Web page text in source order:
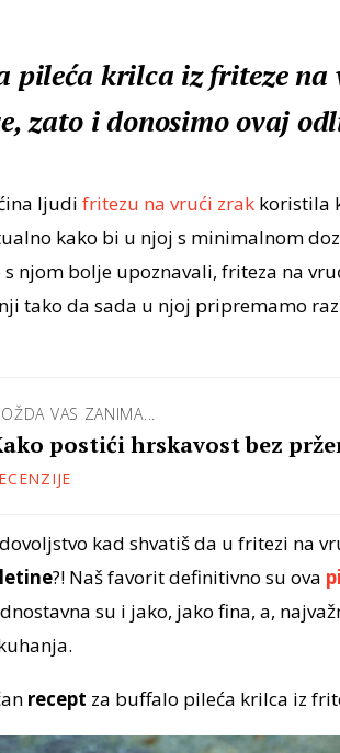
pileća krilca iz friteze
zato i donosimo ovaj
ljudi fritezu na vrući zrakkoristila
kako bi u njoj s minimalnom
s njom bolje upoznavali, friteza na
tako da sada u njoj pripremamo
VAS ZANIMA...
postići hrskavost bez
kad shvatiš da u fritezi na
?! Naš favorit definitivno su ova
su i jako, jako fina, a,
recept za buffalo pileća krilca iz